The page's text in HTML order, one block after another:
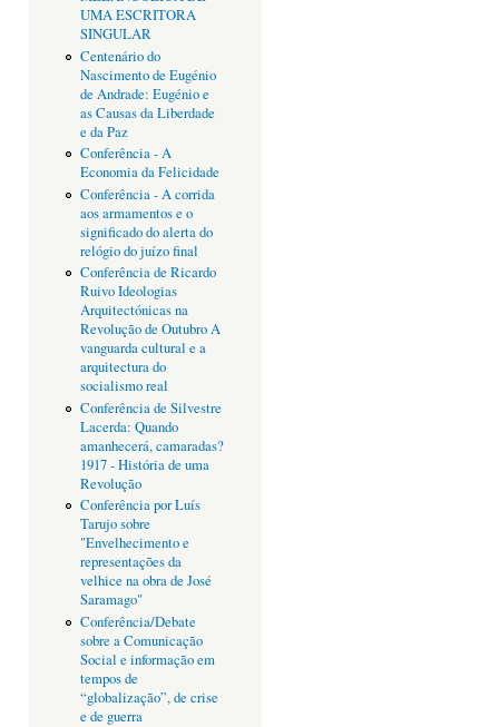
UMA ESCRITORA
SINGULAR
Centenário do
Nascimento de Eugénio
de Andrade: Eugénio e
as Causas da Liberdade
e da Paz
Conferência - A
Economia da Felicidade
Conferência - A corrida
aos armamentos e o
significado do alerta do
relógio do juízo final
Conferência de Ricardo
Ruivo Ideologias
Arquitectónicas na
Revolução de Outubro A
vanguarda cultural e a
arquitectura do
socialismo real
Conferência de Silvestre
Lacerda: Quando
amanhecerá, camaradas?
1917 - História de uma
Revolução
Conferência por Luís
Tarujo sobre
"Envelhecimento e
representações da
velhice na obra de José
Saramago"
Conferência/Debate
sobre a Comunicação
Social e informação em
tempos de
“globalização”, de crise
e de guerra